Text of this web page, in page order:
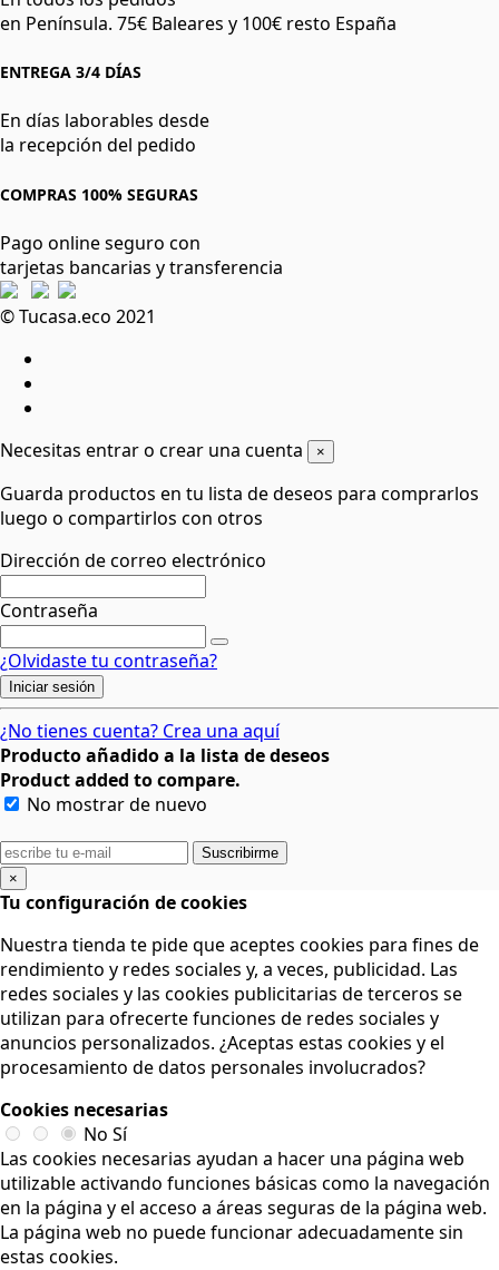
en Península. 75€ Baleares y 100€ resto España
ENTREGA 3/4 DÍAS
En días laborables desde
la recepción del pedido
COMPRAS 100% SEGURAS
Pago online seguro con
tarjetas bancarias y transferencia
© Tucasa.eco 2021
Necesitas entrar o crear una cuenta ×
Guarda productos en tu lista de deseos para comprarlos
luego o compartirlos con otros
Dirección de correo electrónico
Contraseña
¿Olvidaste tu contraseña?
Iniciar sesión
¿No tienes cuenta? Crea una aquí
Producto añadido a la lista de deseos
Product added to compare.
No mostrar de nuevo
Suscribirme
×
Tu configuración de cookies
Nuestra tienda te pide que aceptes cookies para fines de
rendimiento y redes sociales y, a veces, publicidad. Las
redes sociales y las cookies publicitarias de terceros se
utilizan para ofrecerte funciones de redes sociales y
anuncios personalizados. ¿Aceptas estas cookies y el
procesamiento de datos personales involucrados?
Cookies necesarias
No Sí
Las cookies necesarias ayudan a hacer una página web
utilizable activando funciones básicas como la navegación
en la página y el acceso a áreas seguras de la página web.
La página web no puede funcionar adecuadamente sin
estas cookies.